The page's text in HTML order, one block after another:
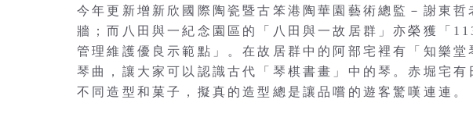
今年更新增新欣國際陶瓷暨古笨港陶華園藝術總監－謝東
牆；而八田與一紀念園區的「八田與一故居群」亦榮獲「
管理維護優良示範點」。在故居群中的阿部宅裡有「知樂
琴曲，讓大家可以認識古代「琴棋書畫」中的琴。赤堀宅
不同造型和菓子，擬真的造型總是讓品嚐的遊客驚嘆連連。